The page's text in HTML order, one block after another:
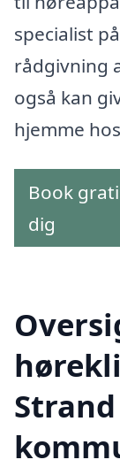
specialist
rådgivning
også kan
hjemme
Book
dig